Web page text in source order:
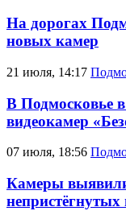
На дорогах
новых камер
21 июля, 14:17
В Подмосковье
видеокамер
07 июля, 18:56
Камеры
непристёгнутых